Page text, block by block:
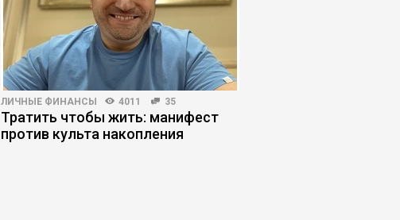
ЛИЧНЫЕ ФИНАНСЫ 4011 35
Тратить чтобы жить: манифест
против культа накопления